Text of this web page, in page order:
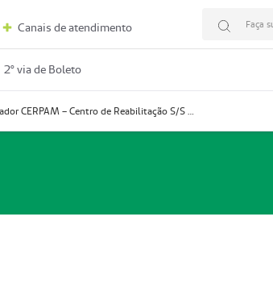
Canais de atendimento Faça
2º via de Boleto
Prestador CERPAM – Centro de Reabilitação S/S Ltda-ME (52004274-8)